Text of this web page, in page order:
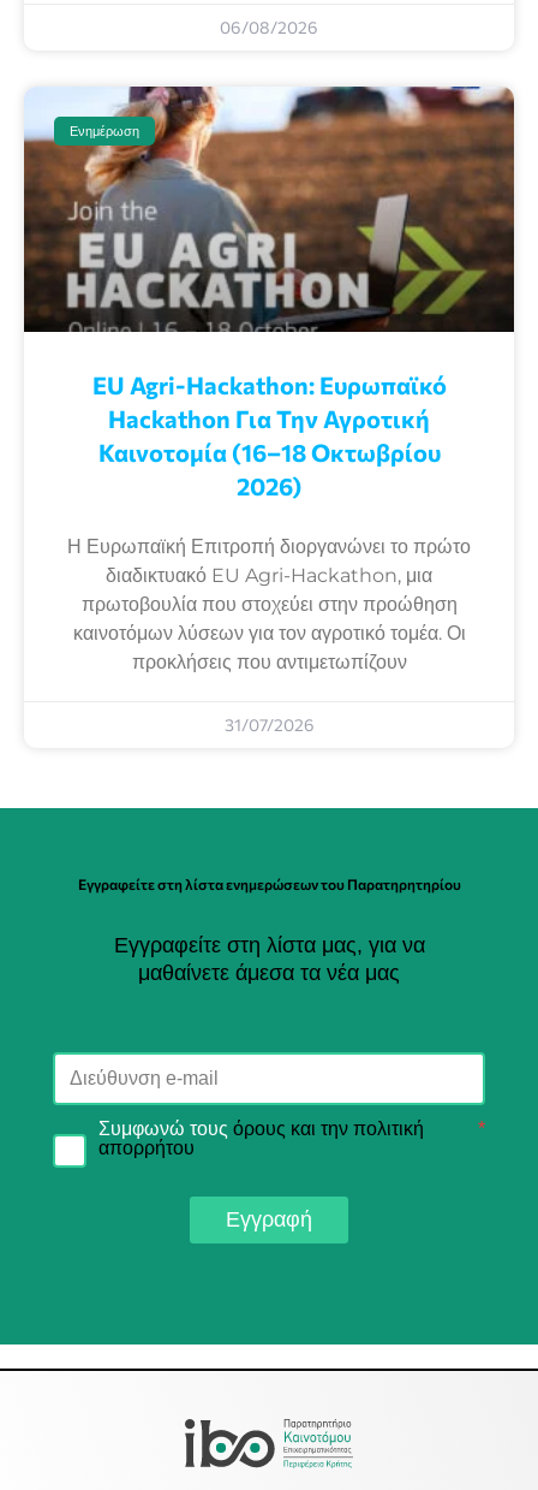
06/08/2026
Ενημέρωση
EU Agri-Hackathon: Eυρωπαϊκό
Ηackathon Για Την Αγροτική
Καινοτομία (16–18 Οκτωβρίου
2026)
Η Ευρωπαϊκή Επιτροπή διοργανώνει το πρώτο
διαδικτυακό EU Agri-Hackathon, μια
πρωτοβουλία που στοχεύει στην προώθηση
καινοτόμων λύσεων για τον αγροτικό τομέα. Οι
προκλήσεις που αντιμετωπίζουν
31/07/2026
Εγγραφείτε στη λίστα ενημερώσεων του Παρατηρητηρίου
Εγγραφείτε στη λίστα μας, για να
μαθαίνετε άμεσα τα νέα μας
Συμφωνώ τους όρους και την πολιτική
απορρήτου
*
Εγγραφή